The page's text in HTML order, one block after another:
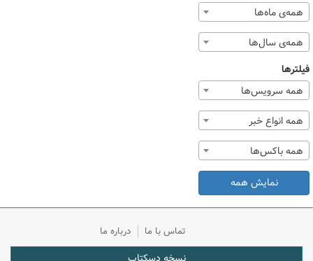
همه‌ی ماه‌ها
همه‌ی سال‌ها
فیلترها
همه سرویس‌ها
همه انواع خبر
همه باکس‌ها
نمایش همه
تماس با ما درباره ما
نسخه دسکتاپ